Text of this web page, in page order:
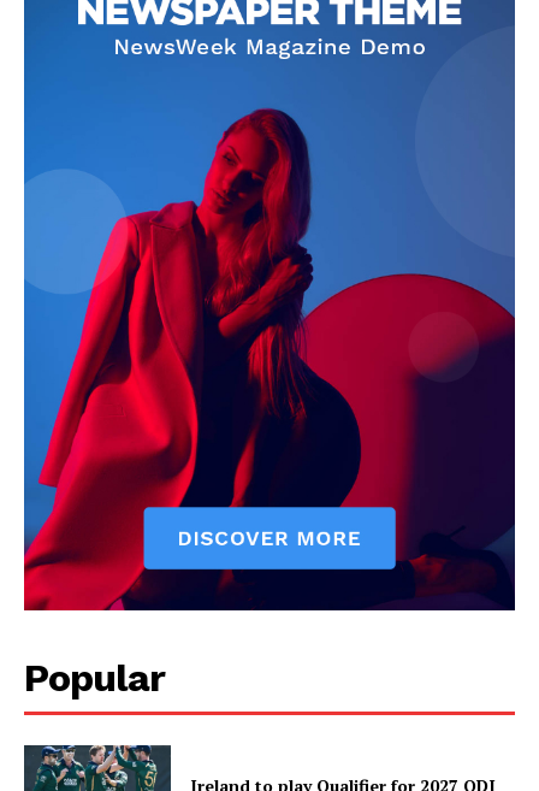
Popular
Ireland to play Qualifier for 2027 ODI